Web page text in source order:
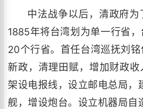
中法战争以后，清政府
1885年将台湾划为单一行省
20个行省。首任台湾巡抚刘
新政，清理田赋，增加财政收
架设电报线，设立邮电总局，
舰，增设炮台。设立机器局自